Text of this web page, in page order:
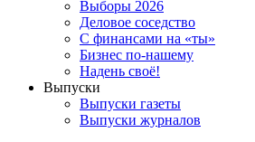
Выборы 2026
Деловое соседство
С финансами на «ты»
Бизнес по-нашему
Надень своё!
Выпуски
Выпуски газеты
Выпуски журналов